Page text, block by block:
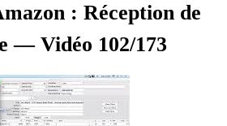
: Réception de
— Vidéo 102/173